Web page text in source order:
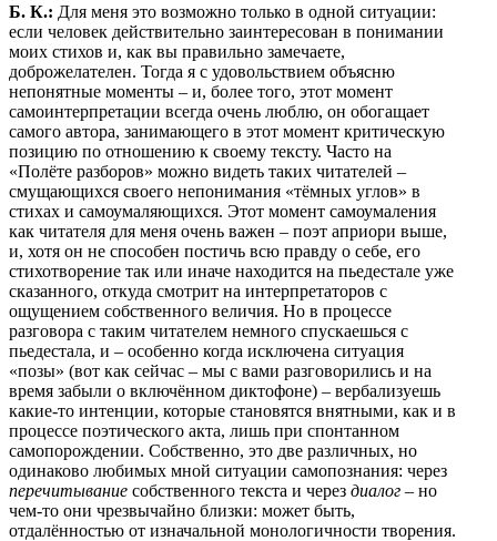
Б. К.: Для меня это возможно только в одной ситуации:
если человек действительно заинтересован в понимании
моих стихов и, как вы правильно замечаете,
доброжелателен. Тогда я с удовольствием объясню
непонятные моменты – и, более того, этот момент
самоинтерпретации всегда очень люблю, он обогащает
самого автора, занимающего в этот момент критическую
позицию по отношению к своему тексту. Часто на
«Полёте разборов» можно видеть таких читателей –
смущающихся своего непонимания «тёмных углов» в
стихах и самоумаляющихся. Этот момент самоумаления
как читателя для меня очень важен – поэт априори выше,
и, хотя он не способен постичь всю правду о себе, его
стихотворение так или иначе находится на пьедестале уже
сказанного, откуда смотрит на интерпретаторов с
ощущением собственного величия. Но в процессе
разговора с таким читателем немного спускаешься с
пьедестала, и – особенно когда исключена ситуация
«позы» (вот как сейчас – мы с вами разговорились и на
время забыли о включённом диктофоне) – вербализуешь
какие-то интенции, которые становятся внятными, как и в
процессе поэтического акта, лишь при спонтанном
самопорождении. Собственно, это две различных, но
одинаково любимых мной ситуации самопознания: через
перечитывание собственного текста и через диалог – но
чем-то они чрезвычайно близки: может быть,
отдалённостью от изначальной монологичности творения.